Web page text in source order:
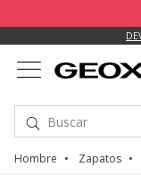
Hombre Zapatos